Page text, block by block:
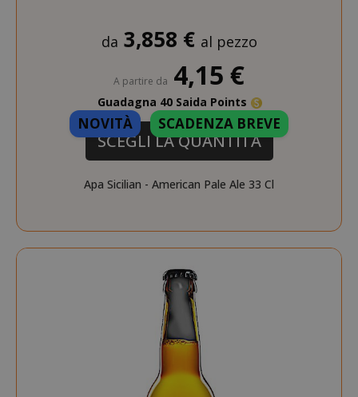
NOVITÀ SCADENZA BREVE
da 3,858 € al pezzo
A partire da 4,15 €
Guadagna 40 Saida Points
SCEGLI LA QUANTITÀ
Apa Sicilian - American Pale Ale 33 Cl